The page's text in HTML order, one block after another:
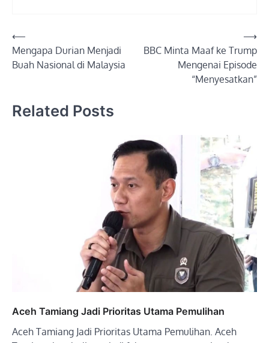
Post
navigation
⟵
Mengapa Durian Menjadi
Buah Nasional di Malaysia
BBC Minta Maaf ke Trump
Mengenai Episode
“Menyesatkan”
⟶
Related Posts
Aceh Tamiang Jadi Prioritas Utama Pemulihan
Aceh Tamiang Jadi Prioritas Utama Pemulihan. Aceh